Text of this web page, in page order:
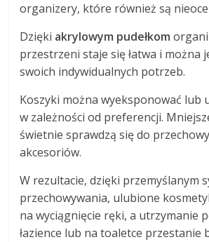
organizery, które również są
Dzięki akrylowym pudełkom
przestrzeni staje się łatwa i można
swoich indywidualnych potrzeb.
Koszyki można wyeksponować lub
w zależności od preferencji.
świetnie sprawdzą się do
akcesoriów.
W rezultacie, dzięki przemyślanym
przechowywania, ulubione
na wyciągnięcie ręki, a utrzymanie
łazience lub na toaletce przestanie